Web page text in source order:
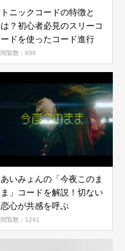
トニックコードの特徴と
は？初心者必見のスリーコ
ードを使ったコード進行
閲覧数：658
あいみょんの「今夜このま
ま」コードを解説！切ない
恋心が共感を呼ぶ
閲覧数：1291